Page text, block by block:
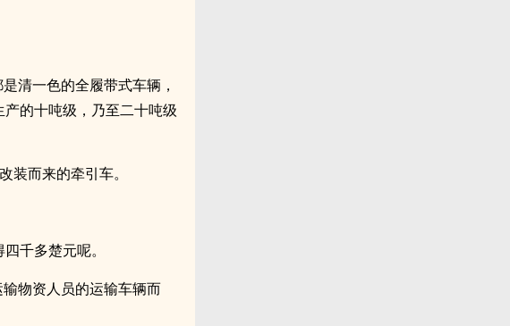
清一色的全履带式车辆，
的十吨级，乃至二十吨级
装而来的牵引车。
千多楚元呢。
物资人员的运输车辆而